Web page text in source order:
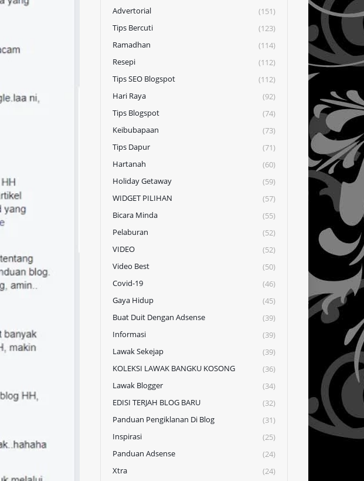
Advertorial
(151)
Tips Bercuti
(123)
Ramadhan
(114)
Resepi
(112)
Tips SEO Blogspot
(112)
Hari Raya
(92)
Tips Blogspot
(74)
Keibubapaan
(73)
Tips Dapur
(71)
Hartanah
(60)
Holiday Getaway
(59)
WIDGET PILIHAN
(57)
Bicara Minda
(55)
Pelaburan
(52)
VIDEO
(52)
Video Best
(50)
Covid-19
(46)
Gaya Hidup
(45)
Buat Duit Dengan Adsense
(39)
Informasi
(39)
Lawak Sekejap
(39)
KOLEKSI LAWAK BANGKU KOSONG
(36)
Lawak Blogger
(34)
EDISI TERJAH BLOG BARU
(32)
Panduan Pengiklanan Di Blog
(31)
Inspirasi
(25)
Panduan Adsense
(24)
Xtra
(24)